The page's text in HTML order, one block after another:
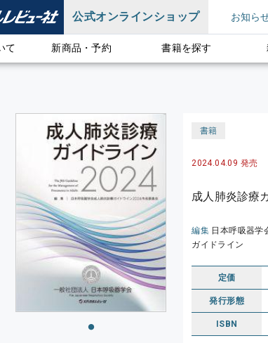
公式オンラインショップ お知ら
て 新商品・予約 書籍を探す
書籍
2024.04.09 発売
成人肺炎診療
編集 日本呼吸器学
ガイドライン
定価
発行形態
ISBN